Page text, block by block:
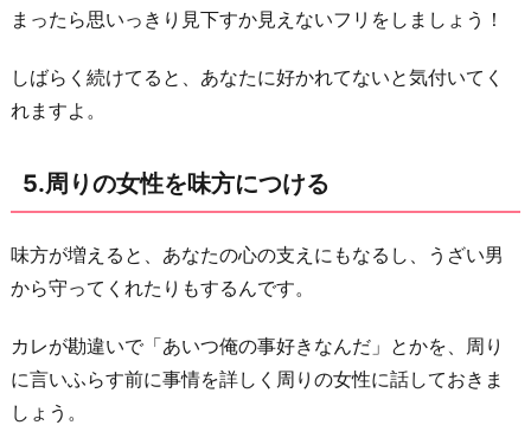
まったら思いっきり見下すか見えないフリをしましょう！
しばらく続けてると、あなたに好かれてないと気付いてく
れますよ。
5.周りの女性を味方につける
味方が増えると、あなたの心の支えにもなるし、うざい男
から守ってくれたりもするんです。
カレが勘違いで「あいつ俺の事好きなんだ」とかを、周り
に言いふらす前に事情を詳しく周りの女性に話しておきま
しょう。